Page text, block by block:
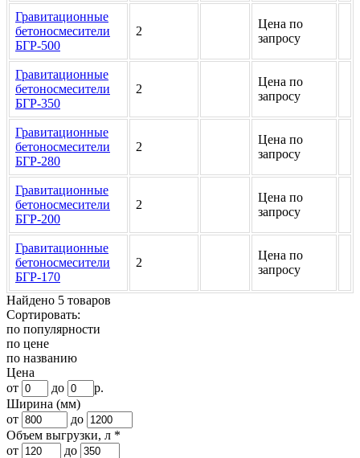
Гравитационные
бетоносмесители
БГР-500
2
Цена по
запросу
Гравитационные
бетоносмесители
БГР-350
2
Цена по
запросу
Гравитационные
бетоносмесители
БГР-280
2
Цена по
запросу
Гравитационные
бетоносмесители
БГР-200
2
Цена по
запросу
Гравитационные
бетоносмесители
БГР-170
2
Цена по
запросу
Найдено 5 товаров
Сортировать:
по популярности
по цене
по названию
Цена
от
до
р.
Ширина (мм)
от
до
Объем выгрузки, л *
от
до